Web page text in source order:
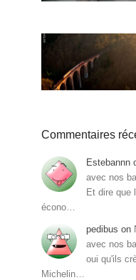
Commentaires
Estebannn
avec nos
Et dire que
écono…
pedibus on
avec nos
oui qu'ils
Michelin…